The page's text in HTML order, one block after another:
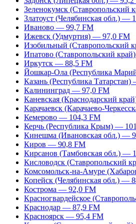
Зеленокумск (Ставропольский
Златоуст (Челябинская обл.) —
Иваново — 99,7 FM
Ижевск (Удмуртия) — 97,0 FM
Изобильный (Ставропольский
Ипатово (Ставропольский
Иркутск — 88,5 FM
Йошкар-Ола (Республика
Казань (Республика
Калининград — 97,0 FM
Каневская (Краснодарский
Карачаевск (Карачаево-
Кемерово — 104,3 FM
Керчь (Республика Крым) —
Кинешма (Ивановская обл.) —
Киров — 90,8 FM
Кирсанов (Тамбовская обл.) —
Кисловодск (Ставропольский
Комсомольск-на-Амуре
Копейск (Челябинская обл.) —
Кострома — 92,0 FM
Красногвардейское
Краснодар — 87,9 FM
Красноярск — 95,4 FM